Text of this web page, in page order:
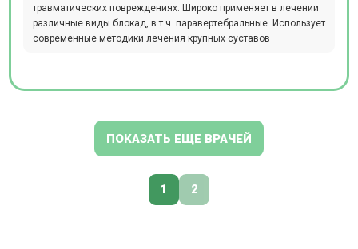
травматических повреждениях. Широко применяет в лечении
различные виды блокад, в т.ч. паравертебральные. Использует
современные методики лечения крупных суставов
ПОКАЗАТЬ ЕЩЕ ВРАЧЕЙ
1 2